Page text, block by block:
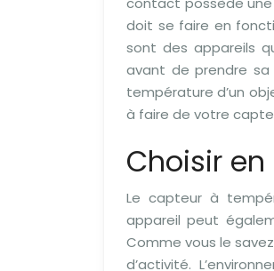
doit se faire en
sont des appareils
avant de prendre
température d’un
à faire de votre
Choisir
Le capteur à
appareil peut
Comme vous le
d’activité.